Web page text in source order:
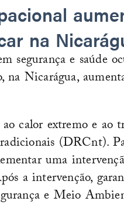
na
segurança e saúde
Nicarágua,
calor extremo e ao
(DRCnt).
uma
a intervenção,
e Meio